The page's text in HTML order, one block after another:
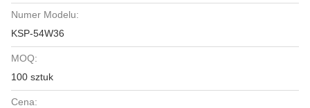
Numer Modelu:
KSP-54W36
MOQ:
100 sztuk
Cena: